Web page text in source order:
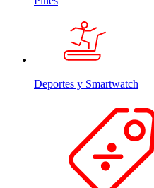
Deportes y Smartwatch